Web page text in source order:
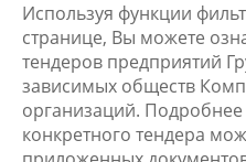
Используя функции
странице, Вы можете
тендеров предприятий
зависимых обществ
организаций.
конкретного тендера